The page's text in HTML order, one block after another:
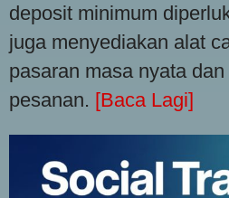
deposit minimum
juga menyediakan alat
pasaran masa nyata
pesanan. [Baca Lagi]